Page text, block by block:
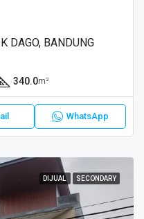
DAGO, BANDUNG
340.0m²
WhatsApp
DIJUAL SECONDARY